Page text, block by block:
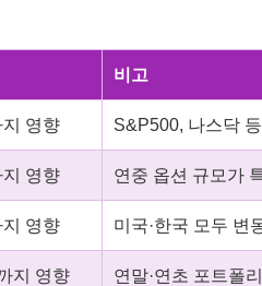
비고
영향 S&P500, 나스닥
영향 연중 옵션 규모가
영향 미국·한국 모두 변
지 영향 연말·연초 포트폴